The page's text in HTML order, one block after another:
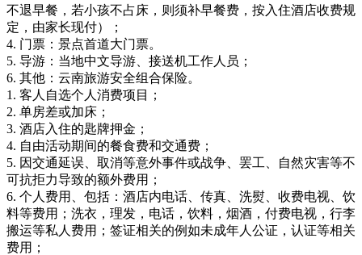
不退早餐，若小孩不占床，则须补早餐费，按入住酒店收费规
定，由家长现付）；
4. 门票：景点首道大门票。
5. 导游：当地中文导游、接送机工作人员；
6. 其他：云南旅游安全组合保险。
1. 客人自选个人消费项目；
2. 单房差或加床；
3. 酒店入住的匙牌押金；
4. 自由活动期间的餐食费和交通费；
5. 因交通延误、取消等意外事件或战争、罢工、自然灾害等不
可抗拒力导致的额外费用；
6. 个人费用、包括：酒店内电话、传真、洗熨、收费电视、饮
料等费用；洗衣，理发，电话，饮料，烟酒，付费电视，行李
搬运等私人费用；签证相关的例如未成年人公证，认证等相关
费用；